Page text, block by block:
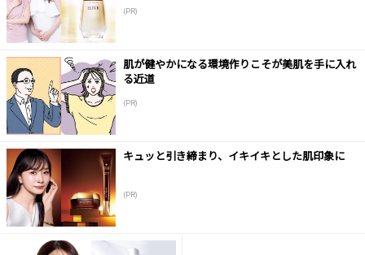
(PR)
肌が健やかになる環境作りこそが美肌を手に入れ
る近道
(PR)
キュッと引き締まり、イキイキとした肌印象に
(PR)